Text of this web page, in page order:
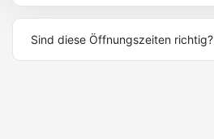
Sind diese Öffnungszeiten richtig?